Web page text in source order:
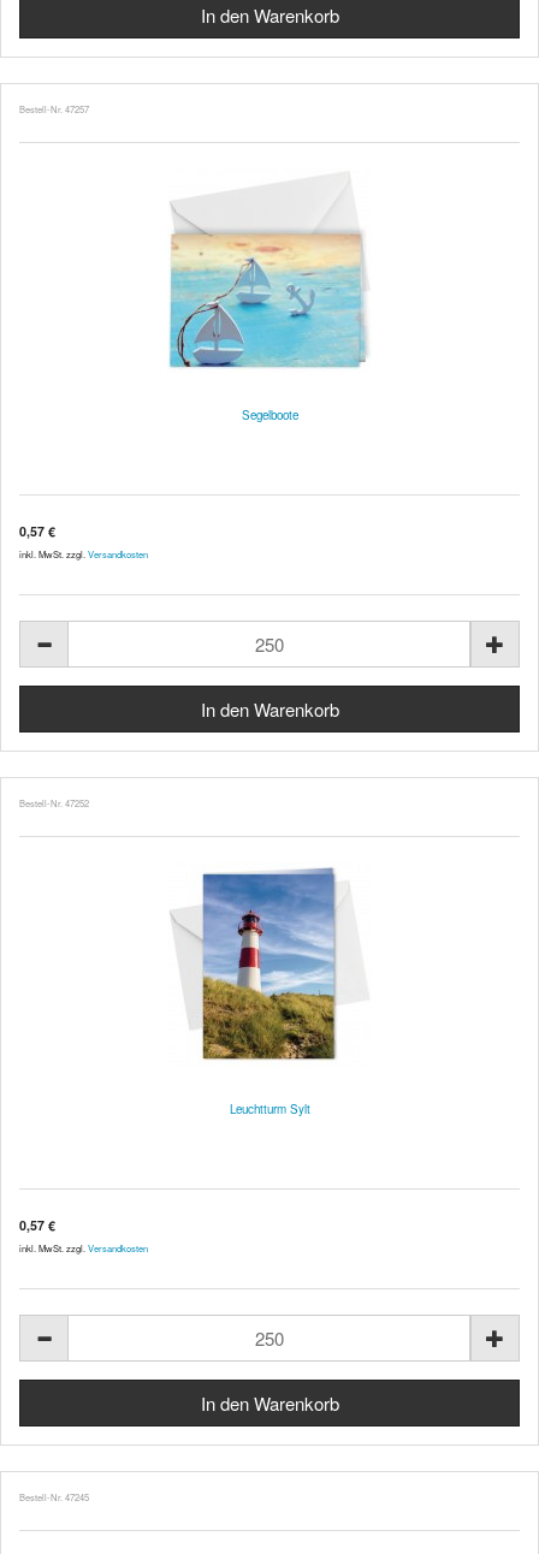
Bestell-Nr. 47257
Segelboote
0,57 €
inkl. MwSt. zzgl. Versandkosten
Bestell-Nr. 47252
Leuchtturm Sylt
0,57 €
inkl. MwSt. zzgl. Versandkosten
Bestell-Nr. 47245